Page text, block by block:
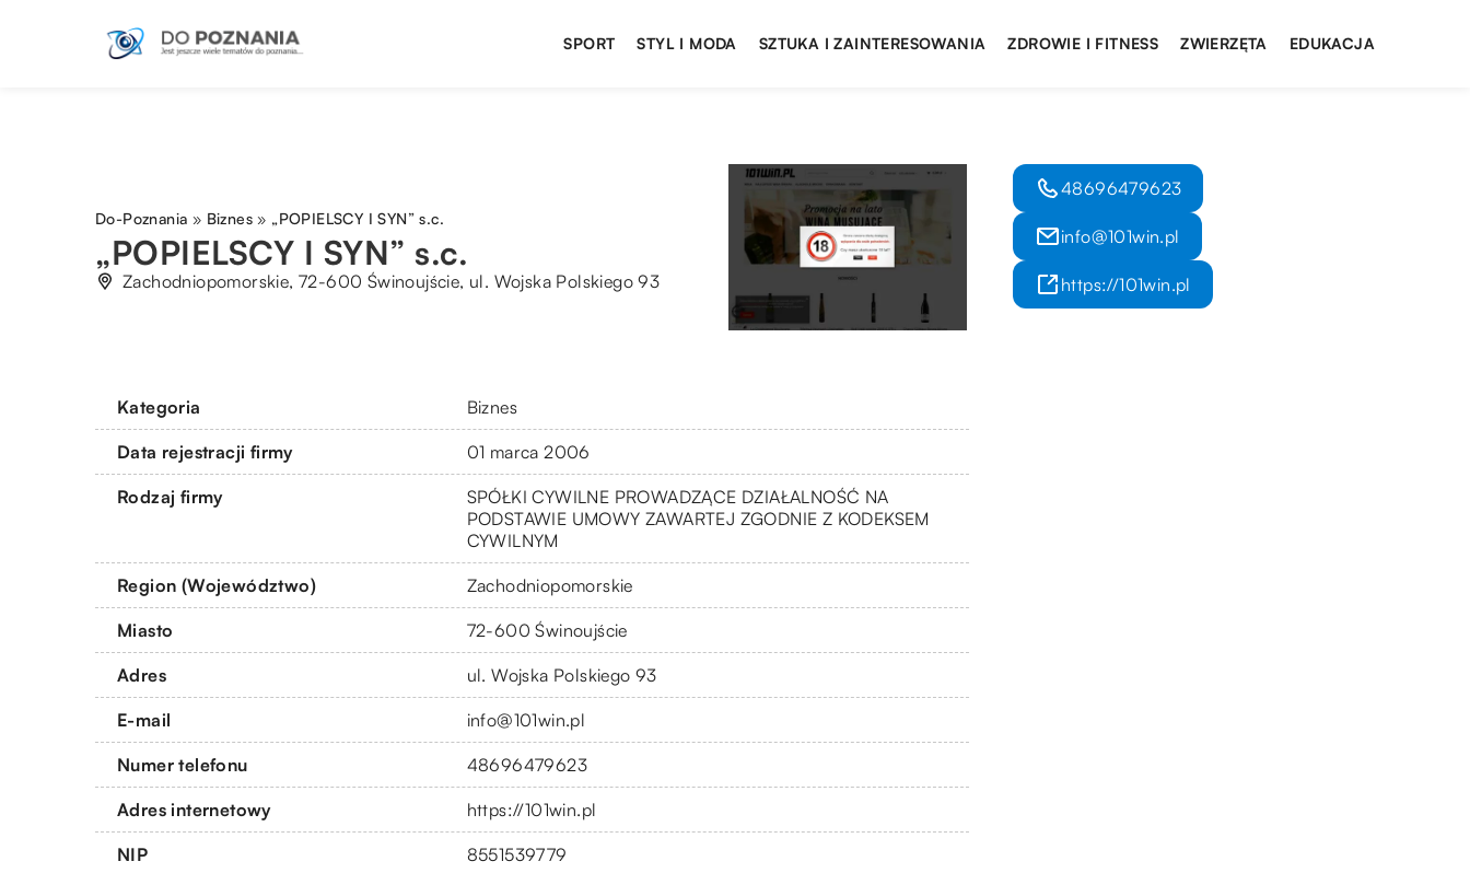
SPORT STYL I MODA SZTUKA I ZAINTERESOWANIA ZDROWIE I FITNESS ZWIERZĘTA EDUKACJA
Do-Poznania » Biznes » „POPIELSCY I SYN” s.c.
„POPIELSCY I SYN” s.c.
Zachodniopomorskie, 72-600 Świnoujście, ul. Wojska Polskiego 93
Kategoria Biznes
Data rejestracji firmy 01 marca 2006
Rodzaj firmy
SPÓŁKI CYWILNE PROWADZĄCE DZIAŁALNOŚĆ NA
PODSTAWIE UMOWY ZAWARTEJ ZGODNIE Z KODEKSEM
CYWILNYM
Region (Województwo) Zachodniopomorskie
Miasto 72-600 Świnoujście
Adres ul. Wojska Polskiego 93
E-mail info@101win.pl
Numer telefonu 48696479623
Adres internetowy https://101win.pl
NIP 8551539779
48696479623
info@101win.pl
https://101win.pl